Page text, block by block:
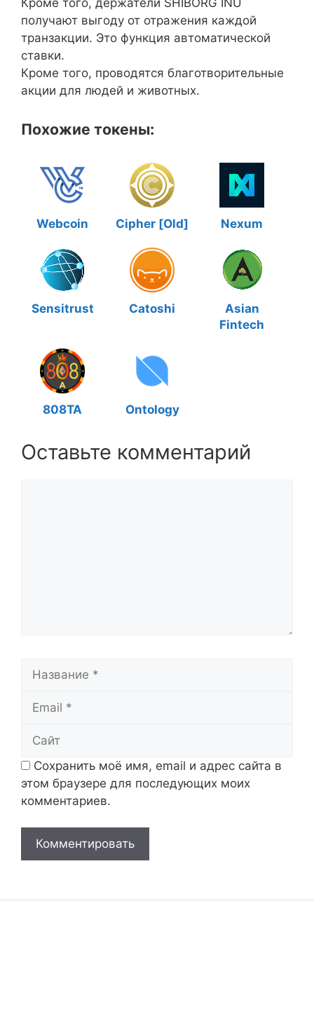
Кроме того, держатели SHIBORG INU
получают выгоду от отражения каждой
транзакции. Это функция автоматической
ставки.
Кроме того, проводятся благотворительные
акции для людей и животных.
Похожие токены:
Webcoin Cipher [Old] Nexum
Sensitrust Catoshi
Asian
Fintech
808TA Ontology
Оставьте комментарий
Сохранить моё имя, email и адрес сайта в
этом браузере для последующих моих
комментариев.